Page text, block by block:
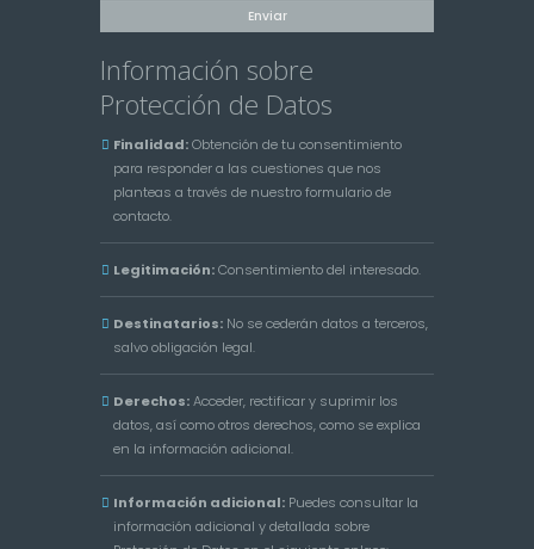
Información sobre
Protección de Datos
Finalidad:Obtención de tu consentimiento
para responder a las cuestiones que nos
planteas a través de nuestro formulario de
contacto.
Legitimación:Consentimiento del interesado.
Destinatarios: No se cederán datos a terceros,
salvo obligación legal.
Derechos:Acceder, rectificar y suprimir los
datos, así como otros derechos, como se explica
en la información adicional.
Información adicional: Puedes consultar la
información adicional y detallada sobre